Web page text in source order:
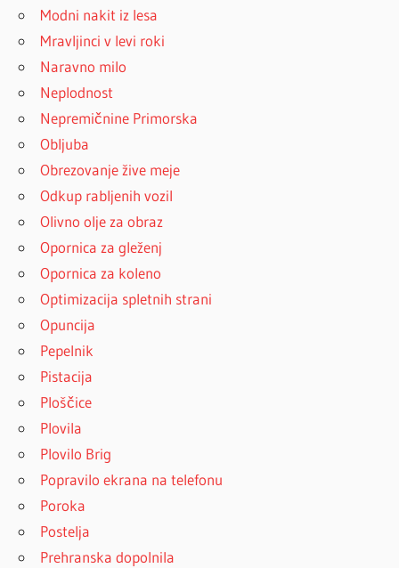
Modni nakit iz lesa
Mravljinci v levi roki
Naravno milo
Neplodnost
Nepremičnine Primorska
Obljuba
Obrezovanje žive meje
Odkup rabljenih vozil
Olivno olje za obraz
Opornica za gleženj
Opornica za koleno
Optimizacija spletnih strani
Opuncija
Pepelnik
Pistacija
Ploščice
Plovila
Plovilo Brig
Popravilo ekrana na telefonu
Poroka
Postelja
Prehranska dopolnila